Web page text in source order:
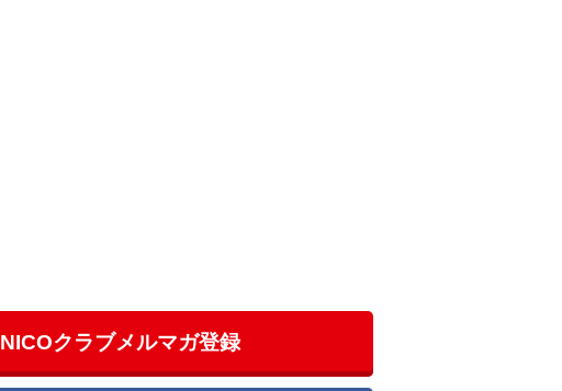
NICOクラブメルマガ登録